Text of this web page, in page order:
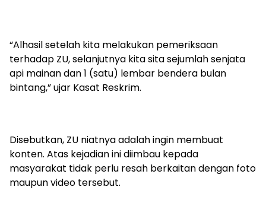
“Alhasil setelah kita melakukan pemeriksaan
terhadap ZU, selanjutnya kita sita sejumlah senjata
api mainan dan 1 (satu) lembar bendera bulan
bintang,” ujar Kasat Reskrim.
Disebutkan, ZU niatnya adalah ingin membuat
konten. Atas kejadian ini diimbau kepada
masyarakat tidak perlu resah berkaitan dengan foto
maupun video tersebut.